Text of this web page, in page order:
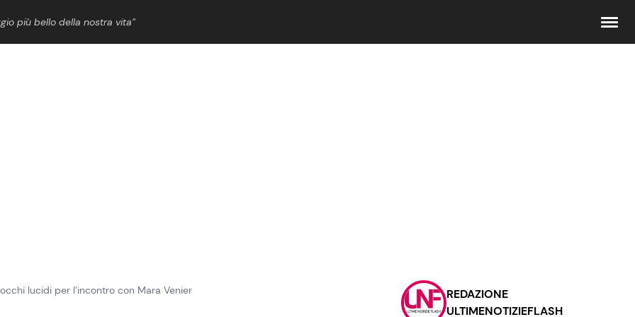
più bello della nostra vita”
Contattaci
Pubblicità
lucidi per l’incontro con Mara Venier
REDAZIONE
ULTIMENOTIZIEFLASH